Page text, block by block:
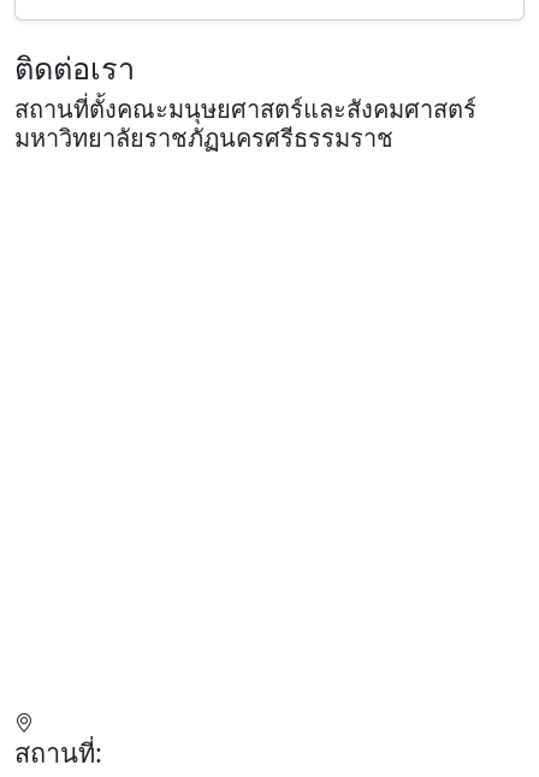
ติดต่อเรา
สถานที่ตั้งคณะมนุษยศาสตร์และสังคมศาสตร์
มหาวิทยาลัยราชภัฏนครศรีธรรมราช
สถานที่: